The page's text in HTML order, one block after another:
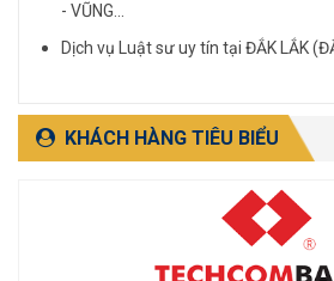
- VŨNG...
Dịch vụ Luật sư uy tín tại ĐẮK LẮK
Dịch vụ Luật sư uy tín tại LÂM
KHÁCH HÀNG TIÊU BIỂU